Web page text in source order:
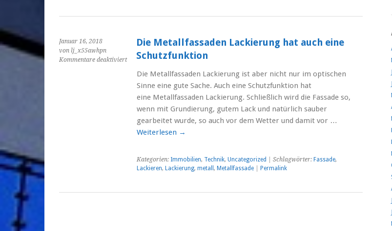
Januar 16, 2018
von lj_x55awhpn
Kommentare deaktiviertfür
Lackierung hat
auch
eine
Schutzfunktion
Die Metallfassaden Lackierung hat auch eine
Schutzfunktion
Die Metallfassaden Lackierung ist aber nicht nur im optischen
Sinne eine gute Sache. Auch eine Schutzfunktion hat
eine Metallfassaden Lackierung. Schließlich wird die Fassade so,
wenn mit Grundierung, gutem Lack und natürlich sauber
gearbeitet wurde, so auch vor dem Wetter und damit vor …
Weiterlesen →
Kategorien: Immobilien, Technik, Uncategorized | Schlagwörter: Fassade,
Lackieren, Lackierung, metall , Metallfassade| Permalink